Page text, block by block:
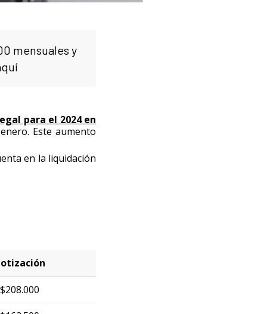
mensuales y
para el 2024 en
Este aumento
en la liquidación
$208.000